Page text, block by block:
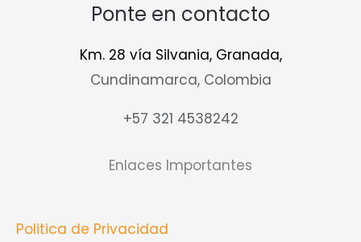
Ponte en contacto
Km. 28 vía Silvania, Granada,
Cundinamarca, Colombia
+57 321 4538242
Enlaces Importantes
Politica de Privacidad